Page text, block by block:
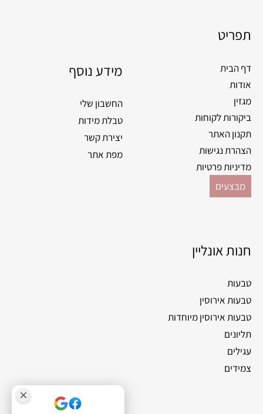
b
o
k
a
r
a
m
תפריט
דף הבית
אודות
מגזין
ביקורות לקוחות
תקנון האתר
הצהרת נגישות
מדיניות פרטיות
מבצעים
מידע נוסף
החשבון שלי
טבלת מידות
יצירת קשר
מפת אתר
חנות אונליין
טבעות
טבעות אירוסין
טבעות אירוסין מיוחדות
תליונים
עגילים
צמידים